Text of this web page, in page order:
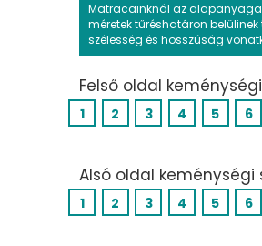
Matracainknál az
méretek tűréshatáron
szélesség és hosszúság
Felső oldal
1 2 3 4 5 6
Alsó oldal keménységi
1 2 3 4 5 6